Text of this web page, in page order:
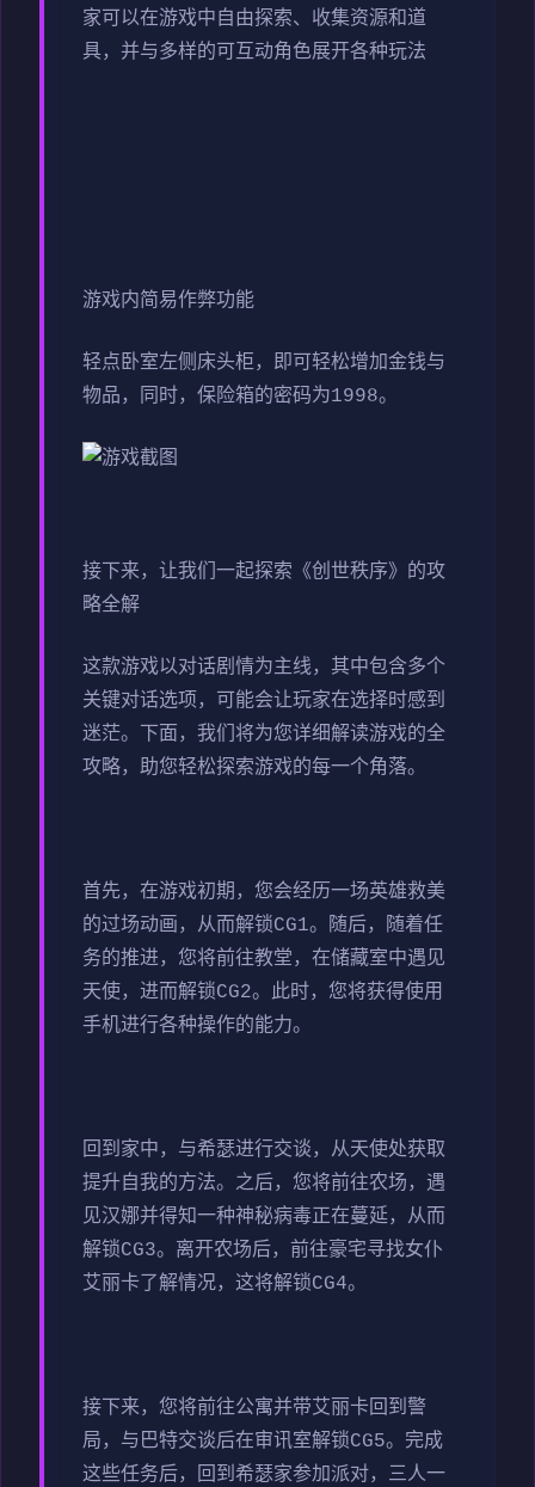
家可以在游戏中自由探索、收集资源和道
具，并与多样的可互动角色展开各种玩法
游戏内简易作弊功能
轻点卧室左侧床头柜，即可轻松增加金钱与
物品，同时，保险箱的密码为1998。
接下来，让我们一起探索《创世秩序》的攻
略全解
这款游戏以对话剧情为主线，其中包含多个
关键对话选项，可能会让玩家在选择时感到
迷茫。下面，我们将为您详细解读游戏的全
攻略，助您轻松探索游戏的每一个角落。
首先，在游戏初期，您会经历一场英雄救美
的过场动画，从而解锁CG1。随后，随着任
务的推进，您将前往教堂，在储藏室中遇见
天使，进而解锁CG2。此时，您将获得使用
手机进行各种操作的能力。
回到家中，与希瑟进行交谈，从天使处获取
提升自我的方法。之后，您将前往农场，遇
见汉娜并得知一种神秘病毒正在蔓延，从而
解锁CG3。离开农场后，前往豪宅寻找女仆
艾丽卡了解情况，这将解锁CG4。
接下来，您将前往公寓并带艾丽卡回到警
局，与巴特交谈后在审讯室解锁CG5。完成
这些任务后，回到希瑟家参加派对，三人一